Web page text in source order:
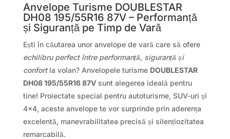
Anvelope Turisme DOUBLESTAR
DH08 195/55R16 87V – Performanță
și Siguranță pe Timp de Vară
Ești în căutarea unor anvelope de vară care să ofere
echilibru perfect între performanță, siguranță și
confortla volan? Anvelopele turisme DOUBLESTAR
DH08 195/55R16 87Vsunt alegerea ideală pentru
tine! Proiectate special pentru autoturisme, SUV-uri și
4×4, aceste anvelope te vor surprinde prin aderența
excelentă, manevrabilitatea precisă și silențiozitatea
remarcabilă.